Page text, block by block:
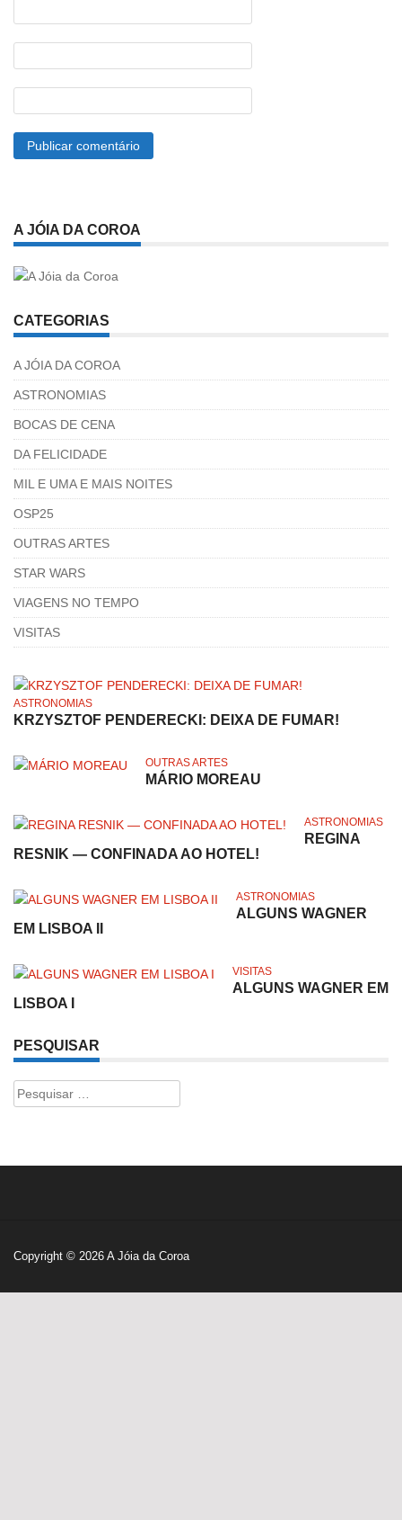
A JÓIA DA COROA
CATEGORIAS
A JÓIA DA COROA
ASTRONOMIAS
BOCAS DE CENA
DA FELICIDADE
MIL E UMA E MAIS NOITES
OSP25
OUTRAS ARTES
STAR WARS
VIAGENS NO TEMPO
VISITAS
ASTRONOMIAS
KRZYSZTOF PENDERECKI: DEIXA DE FUMAR!
OUTRAS ARTES
MÁRIO MOREAU
ASTRONOMIAS
REGINA
RESNIK — CONFINADA AO HOTEL!
ASTRONOMIAS
ALGUNS WAGNER
EM LISBOA II
VISITAS
ALGUNS WAGNER EM
LISBOA I
PESQUISAR
Pesquisar
por:
Copyright © 2026 A Jóia da Coroa